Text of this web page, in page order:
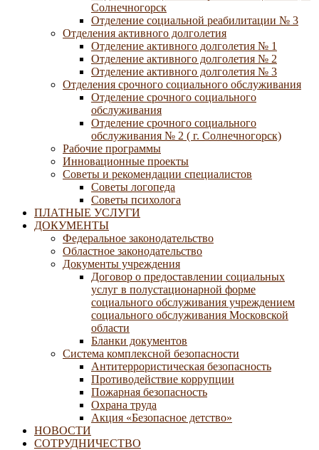
Солнечногорск
Отделение социальной реабилитации № 3
Отделения активного долголетия
Отделение активного долголетия № 1
Отделение активного долголетия № 2
Отделение активного долголетия № 3
Отделения срочного социального обслуживания
Отделение срочного социального
обслуживания
Отделение срочного социального
обслуживания № 2 ( г. Солнечногорск)
Рабочие программы
Инновационные проекты
Советы и рекомендации специалистов
Советы логопеда
Советы психолога
ПЛАТНЫЕ УСЛУГИ
ДОКУМЕНТЫ
Федеральное законодательство
Областное законодательство
Документы учреждения
Договор о предоставлении социальных
услуг в полустационарной форме
социального обслуживания учреждением
социального обслуживания Московской
области
Бланки документов
Система комплексной безопасности
Антитеррористическая безопасность
Противодействие коррупции
Пожарная безопасность
Охрана труда
Акция «Безопасное детство»
НОВОСТИ
СОТРУДНИЧЕСТВО